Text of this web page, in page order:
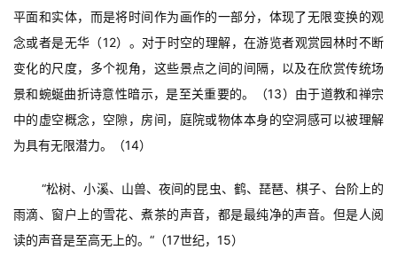
平面和实体，而是将时间作为画作的一部分，体现了无限变换的观
念或者是无华（12）。对于时空的理解，在游览者观赏园林时不断
变化的尺度，多个视角，这些景点之间的间隔，以及在欣赏传统场
景和蜿蜒曲折诗意性暗示，是至关重要的。（13）由于道教和禅宗
中的虚空概念，空隙，房间，庭院或物体本身的空洞感可以被理解
为具有无限潜力。（14）
“松树、小溪、山兽、夜间的昆虫、鹤、琵琶、棋子、台阶上的
雨滴、窗户上的雪花、煮茶的声音，都是最纯净的声音。但是人阅
读的声音是至高无上的。“（17世纪，15）